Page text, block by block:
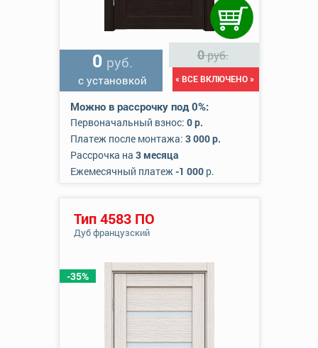
0 руб.
с установкой
0руб.
« ВСЕ ВКЛЮЧЕНО »
Можно в рассрочку под 0%:
Первоначальный взнос: 0 р.
Платеж после монтажа: 3 000 р.
Рассрочка на 3 месяца
Ежемесячный платеж-1 000р.
-35%
Тип 4583 ПО
Дуб французский